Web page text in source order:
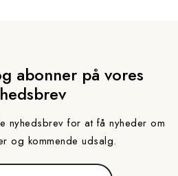
abonner på vores
nyhedsbrev for at få nyheder om
og kommende udsalg.